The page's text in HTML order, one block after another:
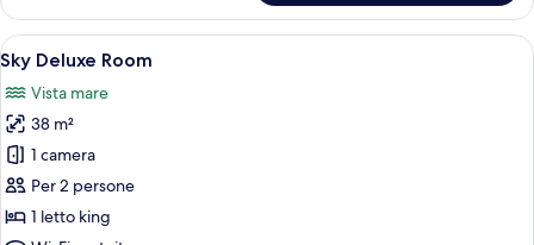
singoli,
vista
mare,
edificio
separato
Economy
con
letto
matrimoniale
o
2
letti
singoli,
vista
mare,
edificio
Apri
tutte
le
foto
per
Sky
Deluxe
Room
Un balcone con un tavolo bianco e
4
Sky Deluxe Room
Vista mare
38 m²
1 camera
Per 2 persone
1 letto king